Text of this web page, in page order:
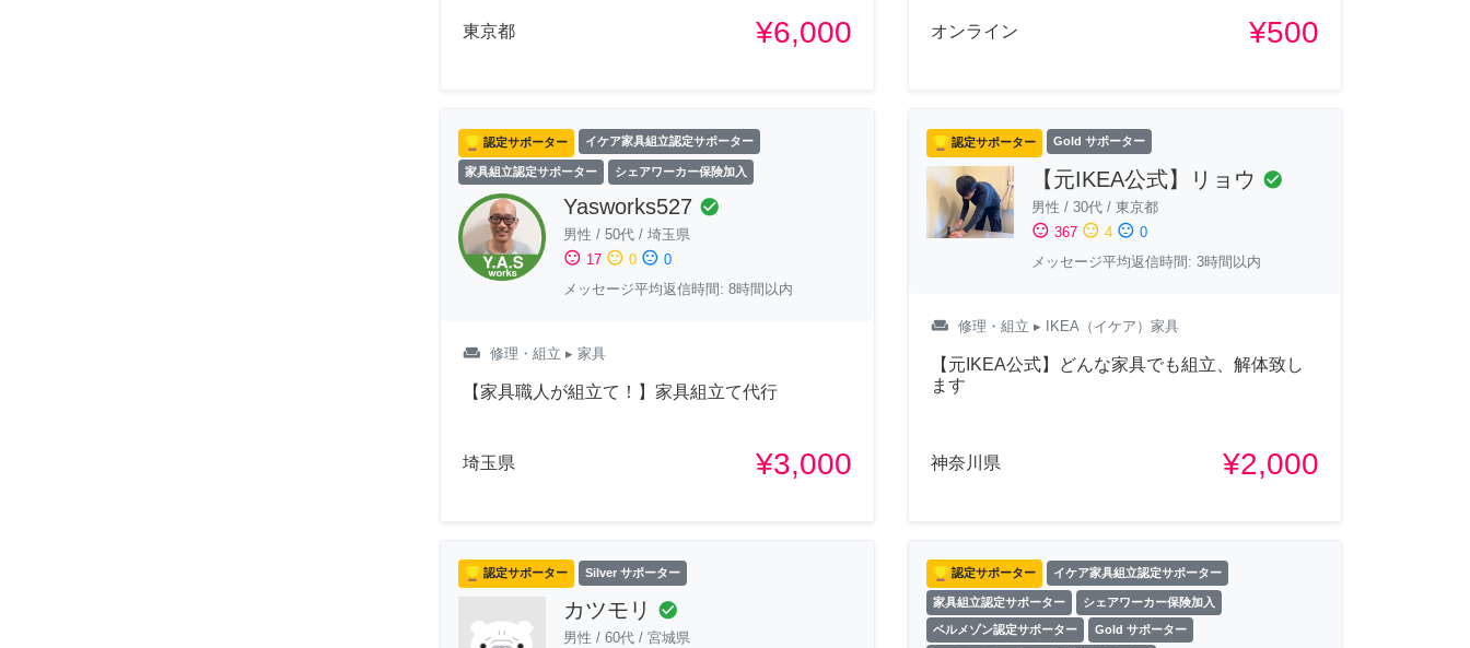
東京都 ¥6,000 オンライン ¥500
認定サポーター イケア家具組立認定サポーター
家具組立認定サポーター シェアワーカー保険加入
Yasworks527 check_circle
男性 / 50代 / 埼玉県
sentiment_satisfied 17 sentiment_neutral 0 sentiment_dissatisfied 0
メッセージ平均返信時間: 8時間以内
weekend 修理・組立 ▸ 家具
【家具職人が組立て！】家具組立て代行
埼玉県 ¥3,000
認定サポーター Gold サポーター
【元IKEA公式】リョウ check_circle
男性 / 30代/ 東京都
sentiment_satisfied 367 sentiment_neutral 4 sentiment_dissatisfied 0
メッセージ平均返信時間: 3時間以内
weekend 修理・組立 ▸ IKEA（イケア）家具
【元IKEA公式】どんな家具でも組立、解体致し
ます
神奈川県 ¥2,000
認定サポーター Silver サポーター
カツモリ check_circle
男性 / 60代 / 宮城県
認定サポーター イケア家具組立認定サポーター
家具組立認定サポーター シェアワーカー保険加入
ベルメゾン認定サポーター Gold サポーター